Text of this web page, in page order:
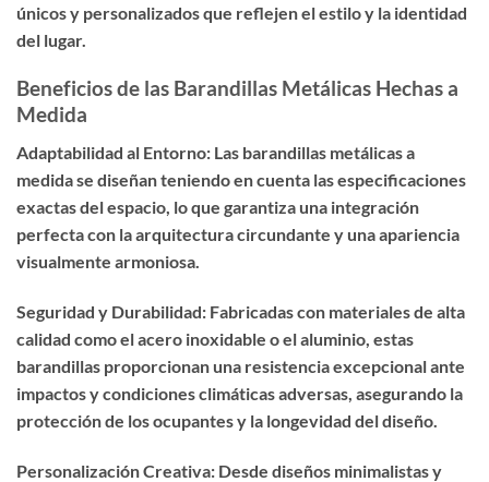
únicos y personalizados que reflejen el estilo y la identidad
del lugar.
Beneficios de las Barandillas Metálicas Hechas a
Medida
Adaptabilidad al Entorno: Las barandillas metálicas a
medida se diseñan teniendo en cuenta las especificaciones
exactas del espacio, lo que garantiza una integración
perfecta con la arquitectura circundante y una apariencia
visualmente armoniosa.
Seguridad y Durabilidad: Fabricadas con materiales de alta
calidad como el acero inoxidable o el aluminio, estas
barandillas proporcionan una resistencia excepcional ante
impactos y condiciones climáticas adversas, asegurando la
protección de los ocupantes y la longevidad del diseño.
Personalización Creativa: Desde diseños minimalistas y